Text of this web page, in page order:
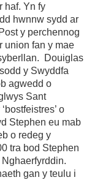
haf. Yn fy
hwnnw sydd ar
y perchennog
union fan y mae
Douiglas
y Swyddfa
agwedd o
Sant
o
Stephen eu mab
o redeg y
tra bod Stephen
gan y teulu i